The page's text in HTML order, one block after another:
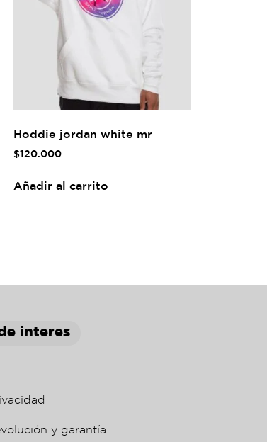
Hoddie jordan white mr
$120.000
Añadir al carrito
interes
y garantía